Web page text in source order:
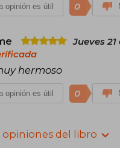
opinión es útil 0
Jueves
hermoso
opinión es útil 0
opiniones del libro